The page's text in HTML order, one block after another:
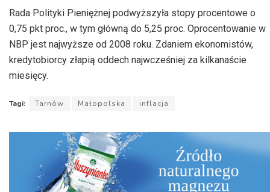
dźwiękowych
Rada Polityki Pieniężnej podwyższyła stopy procentowe o
0,75 pkt proc., w tym główną do 5,25 proc. Oprocentowanie w
NBP jest najwyższe od 2008 roku. Zdaniem ekonomistów,
kredytobiorcy złapią oddech najwcześniej za kilkanaście
miesięcy.
Tagi: Tarnów Małopolska inflacja